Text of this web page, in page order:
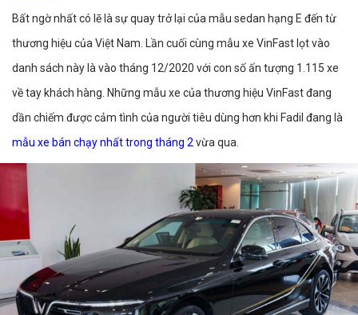
Bất ngờ nhất có lẽ là sự quay trở lại của mẫu sedan hạng E đến từ
thương hiệu của Việt Nam. Lần cuối cùng mẫu xe VinFast lọt vào
danh sách này là vào tháng 12/2020 với con số ấn tượng 1.115 xe
về tay khách hàng. Những mẫu xe của thương hiệu VinFast đang
dần chiếm được cảm tình của người tiêu dùng hơn khi Fadil đang là
mẫu xe bán chạy nhất trong tháng 2vừa qua.